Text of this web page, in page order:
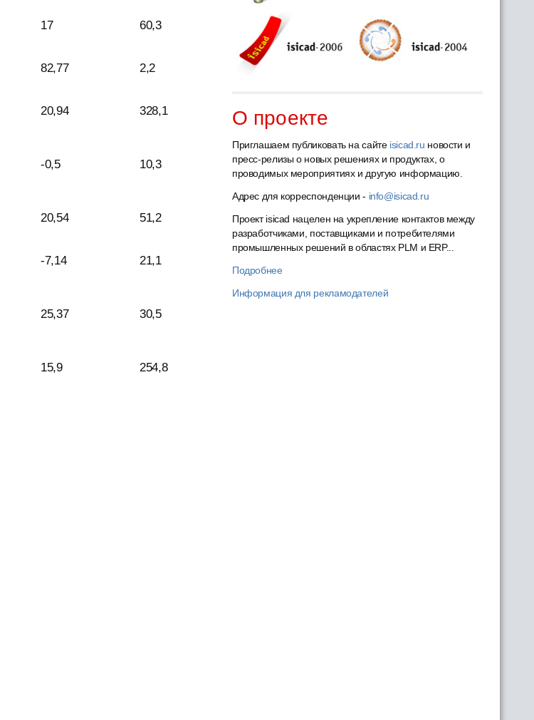
17 60,3
82,77 2,2
20,94 328,1
-0,5 10,3
20,54 51,2
-7,14 21,1
25,37 30,5
15,9 254,8
О проекте
Приглашаем публиковать на сайте isicad.ru новости и
пресс-релизы о новых решениях и продуктах, о
проводимых мероприятиях и другую информацию.
Адрес для корреспонденции - info@isicad.ru
Проект isicad нацелен на укрепление контактов между
разработчиками, поставщиками и потребителями
промышленных решений в областях PLM и ERP...
Подробнее
Информация для рекламодателей